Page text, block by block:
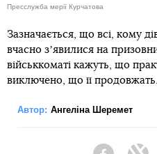
Пресслужба мерії Курчатова
Зазначається, що всі, кому
вчасно зʼявилися на
військкоматі кажуть, що
виключено, що її продовжать.
Автор: Ангеліна Шеремет